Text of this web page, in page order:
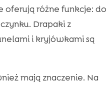
oferują różne funkcje: do
Drapaki z
i kryjówkami są
mają znaczenie. Na